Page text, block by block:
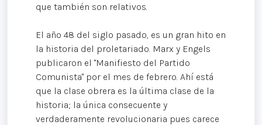
que también son relativos.
El año 48 del siglo pasado, es un gran hito en
la historia del proletariado. Marx y Engels
publicaron el "Manifiesto del Partido
Comunista" por el mes de febrero. Ahí está
que la clase obrera es la última clase de la
historia; la única consecuente y
verdaderamente revolucionaria pues carece